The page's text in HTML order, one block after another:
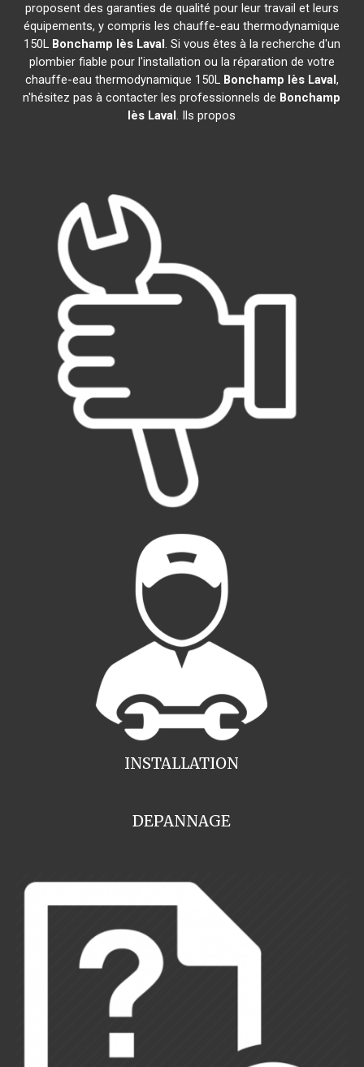
proposent des garanties de qualité pour leur travail et leurs
équipements, y compris les chauffe-eau thermodynamique
150L Bonchamp lès Laval. Si vous êtes à la recherche d'un
plombier fiable pour l'installation ou la réparation de votre
chauffe-eau thermodynamique 150L Bonchamp lès Laval,
n'hésitez pas à contacter les professionnels de Bonchamp
lès Laval. Ils propos
INSTALLATION
DEPANNAGE